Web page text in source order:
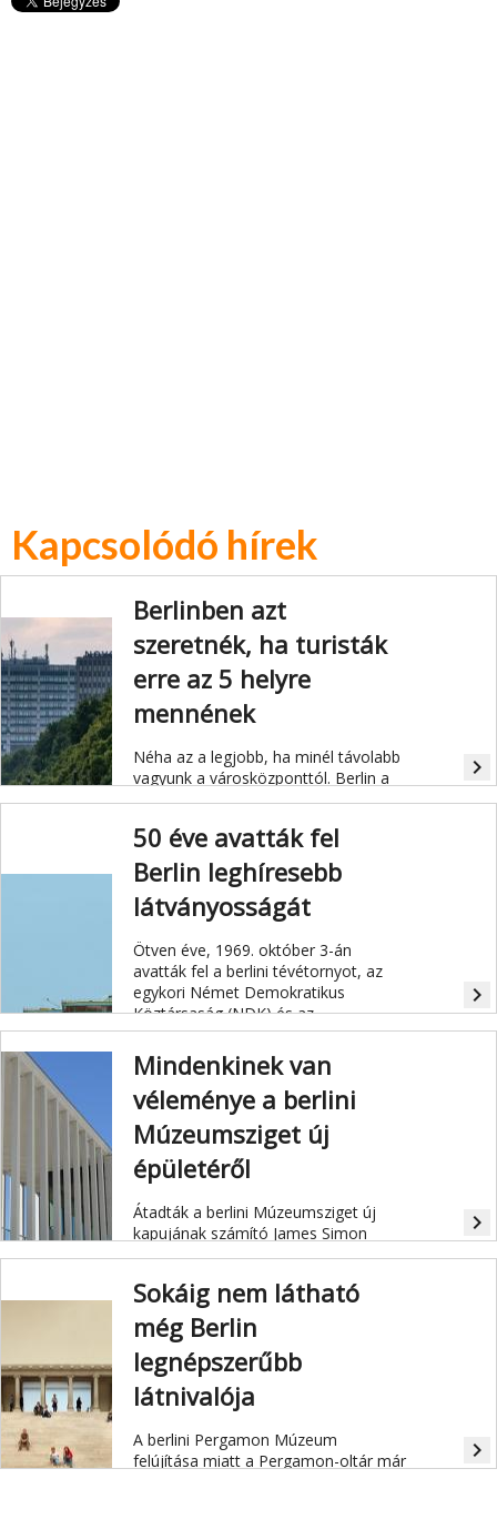
Kapcsolódó hírek
Berlinben azt
szeretnék, ha turisták
erre az 5 helyre
mennének
Néha az a legjobb, ha minél távolabb
vagyunk a városközponttól. Berlin a
kitaposott ösvényeken kívüli
navigate_next
50 éve avatták fel
Berlin leghíresebb
látványosságát
Ötven éve, 1969. október 3-án
avatták fel a berlini tévétornyot, az
egykori Német Demokratikus
Köztársaság (NDK) és az
újraegyesített Németország
fővárosának egyik leghíresebb
látványosságát.
navigate_next
Mindenkinek van
véleménye a berlini
Múzeumsziget új
épületéről
Átadták a berlini Múzeumsziget új
kapujának számító James Simon
Galériát.
navigate_next
Sokáig nem látható
még Berlin
legnépszerűbb
látnivalója
A berlini Pergamon Múzeum
felújítása miatt a Pergamon-oltár már
navigate_next